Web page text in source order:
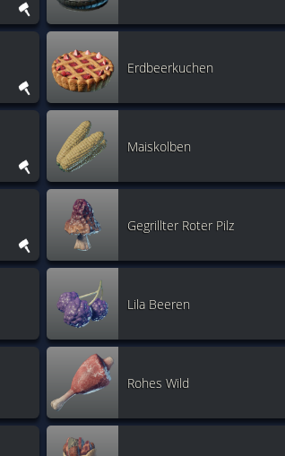
Erdbeerkuchen
Maiskolben
Gegrillter Roter Pilz
Lila Beeren
Rohes Wild